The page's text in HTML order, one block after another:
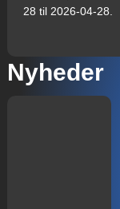
28 til 2026-04-28.
Nyheder